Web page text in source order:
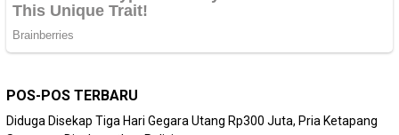
POS-POS TERBARU
Diduga Disekap Tiga Hari Gegara Utang Rp300 Juta, Pria Ketapang